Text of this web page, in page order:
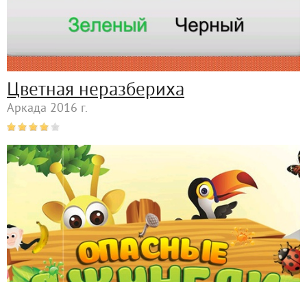
Цветная неразбериха
Аркада 2016 г.